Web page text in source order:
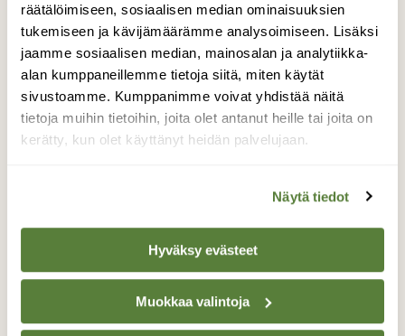
räätälöimiseen, sosiaalisen median ominaisuuksien
tukemiseen ja kävijämäärämme analysoimiseen. Lisäksi
jaamme sosiaalisen median, mainosalan ja analytiikka-
alan kumppaneillemme tietoja siitä, miten käytät
sivustoamme. Kumppanimme voivat yhdistää näitä
tietoja muihin tietoihin, joita olet antanut heille tai joita on
kerätty, kun olet käyttänyt heidän palvelujaan.
Näytä tiedot
Hyväksy evästeet
Muokkaa valintoja
Rengastettu kanahaukka
Tämä C3L viimekesänä rengastettu naaras
kanahaukka on yksi viidestä Malmin
lentokentän läheisyydessä lentelevästä
haukoista, joita olen tänä talvena onnistunut
kuvaamaan ja renkaat lukemaan, tällä kerta
hetkeksi kuvattavaksi.
Valokuvaaja: Paavo Siukonen, Helsinki Malmi
Pilvitie 5 A takapiha 6.3.2017
TAKAISIN LISTAAN